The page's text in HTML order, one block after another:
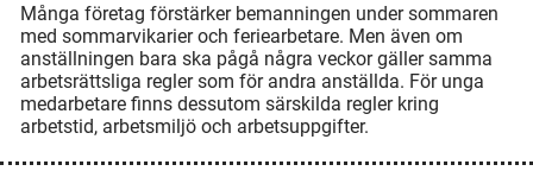
Många företag förstärker bemanningen under sommaren
med sommarvikarier och feriearbetare. Men även om
anställningen bara ska pågå några veckor gäller samma
arbetsrättsliga regler som för andra anställda. För unga
medarbetare finns dessutom särskilda regler kring
arbetstid, arbetsmiljö och arbetsuppgifter.